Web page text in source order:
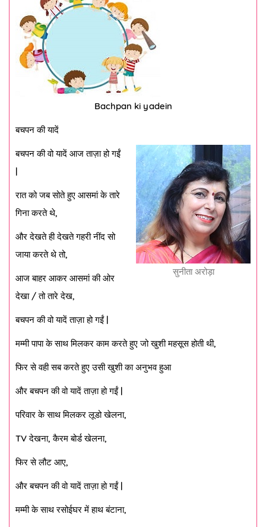
Bachpan ki yadein
बचपन की यादें
सुनीता अरोड़ा
बचपन की वो यादें आज ताज़ा हो गईं
|
रात को जब सोते हुए आसमां के तारे
गिना करते थे,
और देखते ही देखते गहरी नींद सो
जाया करते थे तो,
आज बाहर आकर आसमां की ओर
देखा / तो तारे देख,
बचपन की वो यादें ताज़ा हो गईं |
मम्मी पापा के साथ मिलकर काम करते हुए जो खुशी महसूस होती थी,
फिर से वही सब करते हुए उसी खुशी का अनुभव हुआ
और बचपन की वो यादें ताज़ा हो गईं |
परिवार के साथ मिलकर लूडो खेलना,
TV देखना, कैरम बोर्ड खेलना,
फिर से लौट आए,
और बचपन की वो यादें ताज़ा हो गईं |
मम्मी के साथ रसोईघर में हाथ बंटाना,